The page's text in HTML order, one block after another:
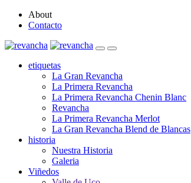
About
Contacto
etiquetas
La Gran Revancha
La Primera Revancha
La Primera Revancha Chenin Blanc
Revancha
La Primera Revancha Merlot
La Gran Revancha Blend de Blancas
historia
Nuestra Historia
Galeria
Viñedos